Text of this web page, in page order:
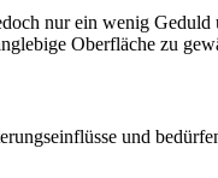
nur ein wenig
Oberfläche zu
und